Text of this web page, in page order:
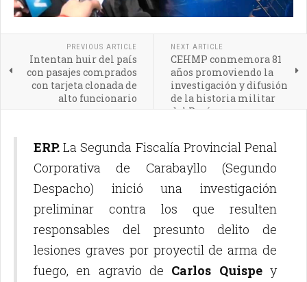
PREVIOUS ARTICLE
Intentan huir del país
con pasajes comprados
con tarjeta clonada de
alto funcionario
NEXT ARTICLE
CEHMP conmemora 81
años promoviendo la
investigación y difusión
de la historia militar
del Perú
ERP. La Segunda Fiscalía Provincial Penal
Corporativa de Carabayllo (Segundo
Despacho) inició una investigación
preliminar contra los que resulten
responsables del presunto delito de
lesiones graves por proyectil de arma de
fuego, en agravio de Carlos Quispey